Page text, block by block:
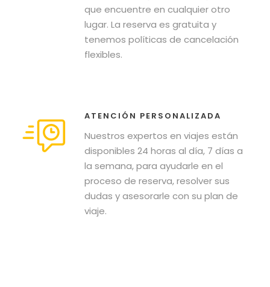
que encuentre en cualquier otro
lugar. La reserva es gratuita y
tenemos políticas de cancelación
flexibles.
ATENCIÓN PERSONALIZADA
Nuestros expertos en viajes están
disponibles 24 horas al día, 7 días a
la semana, para ayudarle en el
proceso de reserva, resolver sus
dudas y asesorarle con su plan de
viaje.